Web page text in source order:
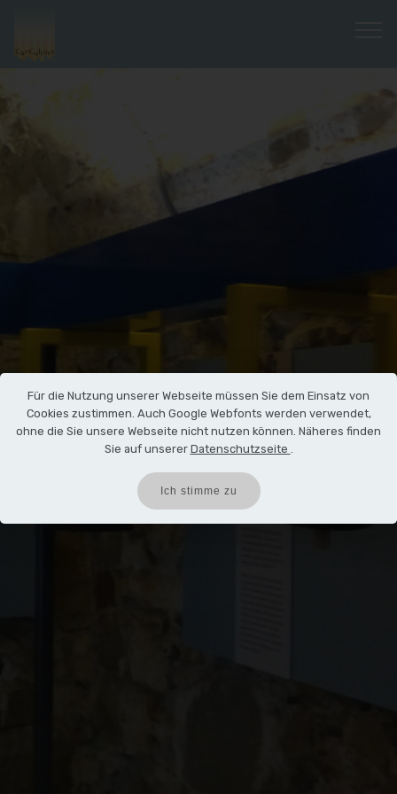
Für die Nutzung unserer Webseite müssen Sie dem Einsatz von
Cookies zustimmen. Auch Google Webfonts werden verwendet,
ohne die Sie unsere Webseite nicht nutzen können. Näheres finden
Sie auf unserer Datenschutzseite .
Ich stimme zu